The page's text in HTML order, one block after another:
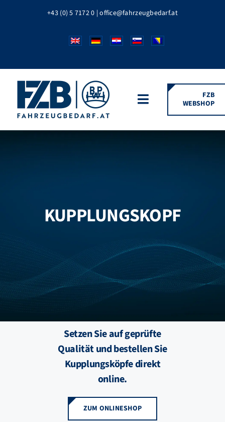
+43 (0) 5 7172 0 |office@fahrzeugbedarf.at
Toggle
Navigation
BPW MARKEN
STANDORTE
FZB
WEBSHOP
KUPPLUNGSKOPF
Setzen Sie auf geprüfte
Qualität und bestellen Sie
Kupplungsköpfe direkt
online.
ZUM ONLINESHOP